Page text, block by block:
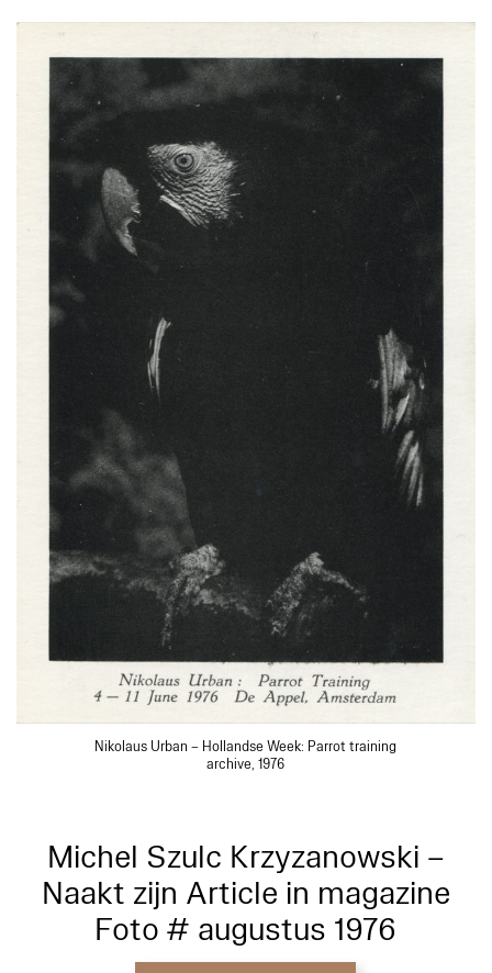
Nikolaus Urban – Hollandse Week: Parrot training
archive, 1976
Michel Szulc Krzyzanowski –
Naakt zijn Article in magazine
Foto # augustus 1976